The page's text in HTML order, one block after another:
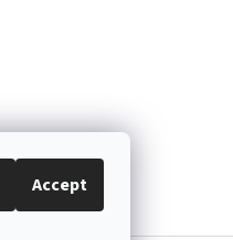
Accept